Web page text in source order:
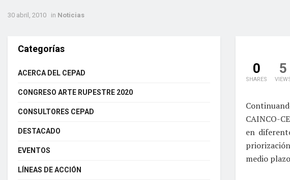
30 abril, 2010 in Noticias
0
SHARES
5
CAINCO-
en
medio
Categorías
ACERCA DEL CEPAD
CONGRESO ARTE RUPESTRE 2020
CONSULTORES CEPAD
DESTACADO
EVENTOS
LÍNEAS DE ACCIÓN